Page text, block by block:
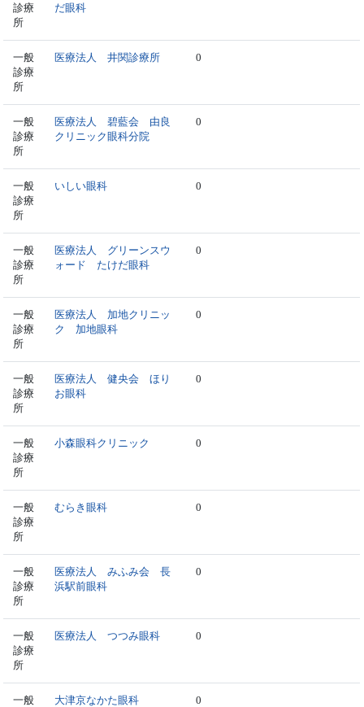
診療
所
だ眼科
一般
診療
所
医療法人 井関診療所 0
一般
診療
所
医療法人 碧藍会 由良
クリニック眼科分院
0
一般
診療
所
いしい眼科 0
一般
診療
所
医療法人 グリーンスウ
ォード たけだ眼科
0
一般
診療
所
医療法人 加地クリニッ
ク 加地眼科
0
一般
診療
所
医療法人 健央会 ほり
お眼科
0
一般
診療
所
小森眼科クリニック 0
一般
診療
所
むらき眼科 0
一般
診療
所
医療法人 みふみ会 長
浜駅前眼科
0
一般
診療
所
医療法人 つつみ眼科 0
一般
大津京なかた眼科 0